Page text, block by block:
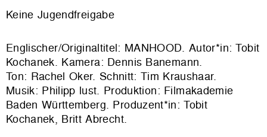
Keine Jugendfreigabe
Englischer/Originaltitel: MANHOOD. Autor*in: Tobit
Kochanek. Kamera: Dennis Banemann.
Ton: Rachel Oker. Schnitt: Tim Kraushaar.
Musik: Philipp lust. Produktion: Filmakademie
Baden Württemberg. Produzent*in: Tobit
Kochanek, Britt Abrecht.